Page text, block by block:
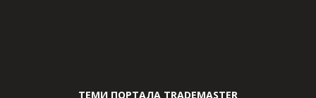
ТЕМИ ПОРТАЛА TRADEMASTER